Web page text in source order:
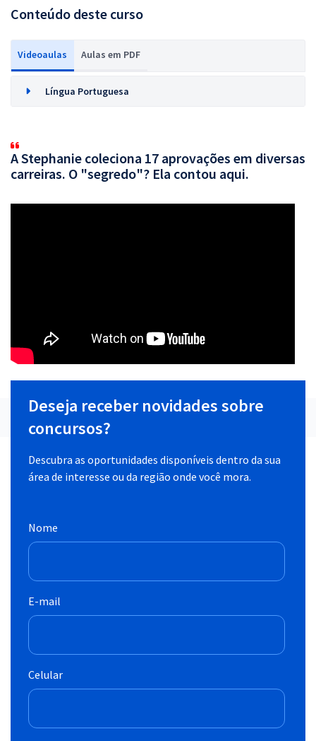
Conteúdo deste curso
Videoaulas Aulas em PDF
Língua Portuguesa
A Stephanie coleciona 17 aprovações em diversas
carreiras. O "segredo"? Ela contou aqui.
Deseja receber novidades sobre
concursos?
Descubra as oportunidades disponíveis dentro da sua
área de interesse ou da região onde você mora.
Nome
E-mail
Celular